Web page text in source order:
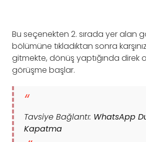
Bu seçenekten 2. sırada yer alan
bölümüne tıkladıktan sonra
gitmekte, dönüş yaptığında direk
görüşme başlar.
Tavsiye Bağlantı: WhatsApp
Kapatma